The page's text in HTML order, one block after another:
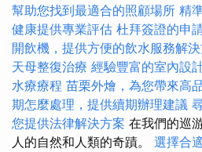
幫助您找到最適合的照顧場所 精
健康提供專業評估 杜拜簽證的申
開飲機，提供方便的飲水服務解
天母整復治療 經驗豐富的室內設
水療療程 苗栗外燴，為您帶來高
期怎麼處理，提供續期辦理建議
您提供法律解決方案 在我們的巡
人的自然和人類的奇蹟。 選擇合